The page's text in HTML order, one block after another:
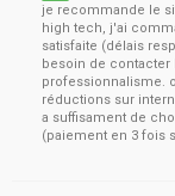
je recommande le
high tech, j'ai
satisfaite (délais
besoin de contacter
professionnalisme.
réductions sur
a suffisament de
(paiement en 3 fois